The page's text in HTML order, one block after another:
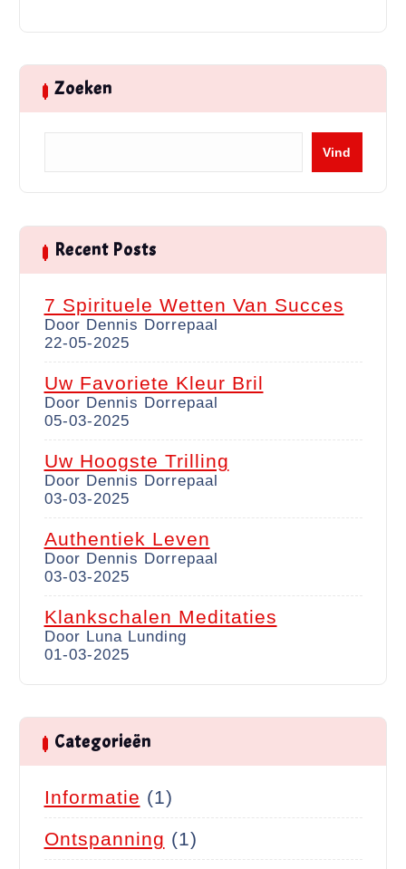
Zoeken
n
Vind
Recent Posts
7 Spirituele Wetten Van Succes
Door Dennis Dorrepaal
22-05-2025
Uw Favoriete Kleur Bril
Door Dennis Dorrepaal
05-03-2025
Uw Hoogste Trilling
Door Dennis Dorrepaal
03-03-2025
Authentiek Leven
Door Dennis Dorrepaal
03-03-2025
Klankschalen Meditaties
Door Luna Lunding
01-03-2025
Categorieën
Informatie (1)
Ontspanning (1)